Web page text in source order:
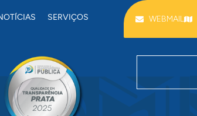
SERVIÇOS WEBMAIL